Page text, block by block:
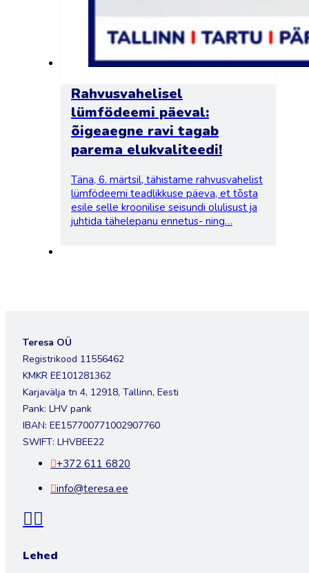
Rahvusvahelisel
lümfödeemi päeval:
õigeaegne ravi tagab
parema elukvaliteedi!
Täna, 6. märtsil, tähistame rahvusvahelist
lümfödeemi teadlikkuse päeva, et tõsta
esile selle kroonilise seisundi olulisust ja
juhtida tähelepanu ennetus- ning…
Teresa OÜ
Registrikood 11556462
KMKR EE101281362
Karjavälja tn 4, 12918, Tallinn, Eesti
Pank: LHV pank
IBAN: EE157700771002907760
SWIFT: LHVBEE22
+372 611 6820
info@teresa.ee
Lehed